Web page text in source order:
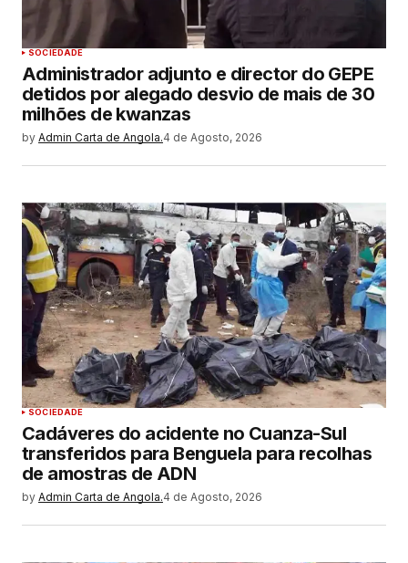
SOCIEDADE
Administrador adjunto e director do GEPE
detidos por alegado desvio de mais de 30
milhões de kwanzas
by Admin Carta de Angola.4 de Agosto, 2026
SOCIEDADE
Cadáveres do acidente no Cuanza-Sul
transferidos para Benguela para recolhas
de amostras de ADN
by Admin Carta de Angola.4 de Agosto, 2026